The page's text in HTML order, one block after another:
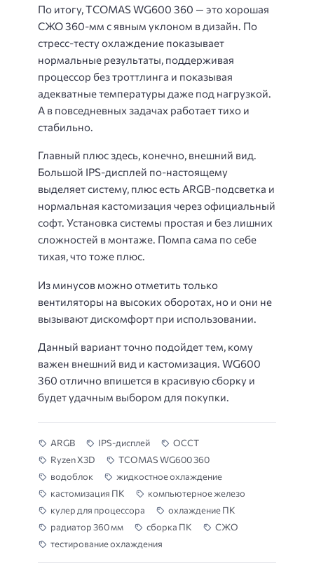
По итогу, TCOMAS WG600 360 — это хорошая
СЖО 360-мм с явным уклоном в дизайн. По
стресс-тесту охлаждение показывает
нормальные результаты, поддерживая
процессор без троттлинга и показывая
адекватные температуры даже под нагрузкой.
А в повседневных задачах работает тихо и
стабильно.
Главный плюс здесь, конечно, внешний вид.
Большой IPS-дисплей по-настоящему
выделяет систему, плюс есть ARGB-подсветка и
нормальная кастомизация через официальный
софт. Установка системы простая и без лишних
сложностей в монтаже. Помпа сама по себе
тихая, что тоже плюс.
Из минусов можно отметить только
вентиляторы на высоких оборотах, но и они не
вызывают дискомфорт при использовании.
Данный вариант точно подойдет тем, кому
важен внешний вид и кастомизация. WG600
360 отлично впишется в красивую сборку и
будет удачным выбором для покупки.
ARGB IPS-дисплей
OCCT
Ryzen X3D
TCOMAS WG600 360
водоблок
жидкостное охлаждение
кастомизация ПК
компьютерное железо
кулер для процессора
охлаждение ПК
радиатор 360 мм
сборка ПК
СЖО
тестирование охлаждения